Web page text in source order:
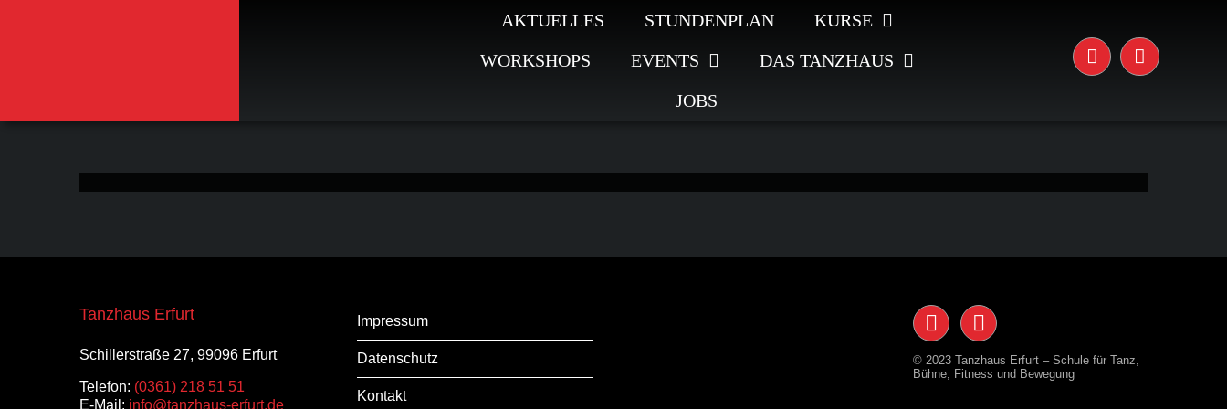
AKTUELLES STUNDENPLAN
KURSE
WORKSHOPS
EVENTS
DAS TANZHAUS
JOBS
Tanzhaus Erfurt
Schillerstraße 27, 99096 Erfurt
Telefon: (0361) 218 51 51
E-Mail: info@tanzhaus-erfurt.de
Impressum
Datenschutz
Kontakt
© 2023 Tanzhaus Erfurt – Schule für Tanz,
Bühne, Fitness und Bewegung